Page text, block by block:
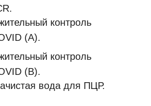
вода для ПЦР.
контроль
(A).
контроль
(B).